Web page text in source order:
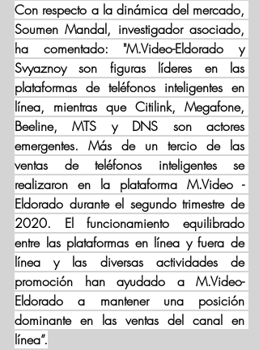
Con respecto a la dinámica del mercado,
Soumen Mandal, investigador asociado,
ha comentado: "M.Video-Eldorado y
Svyaznoy son figuras líderes en las
plataformas de teléfonos inteligentes en
línea, mientras que Citilink, Megafone,
Beeline, MTS y DNS son actores
emergentes. Más de un tercio de las
ventas de teléfonos inteligentes se
realizaron en la plataforma M.Video -
Eldorado durante el segundo trimestre de
2020. El funcionamiento equilibrado
entre las plataformas en línea y fuera de
línea y las diversas actividades de
promoción han ayudado a M.Video-
Eldorado a mantener una posición
dominante en las ventas del canal en
línea”.